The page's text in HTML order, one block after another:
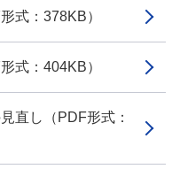
式：378KB）
式：404KB）
直し（PDF形式：